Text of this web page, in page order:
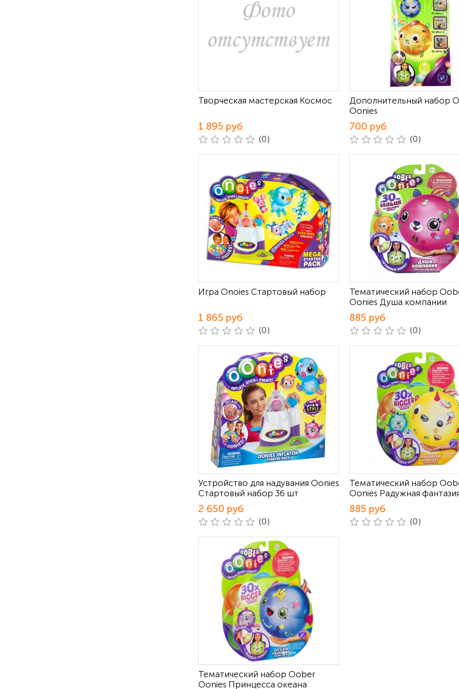
Творческая мастерская Космос
1 895 руб
(0)
Дополнительный набор
Oonies
700 руб
(0)
Игра Onoies Стартовый набор
1 865 руб
(0)
Тематический набор
Oonies Душа компании
885 руб
(0)
Устройство для надувания Oonies
Стартовый набор 36 шт
2 650 руб
(0)
Тематический набор
Oonies Радужная
885 руб
(0)
Тематический набор Oober
Oonies Принцесса океана